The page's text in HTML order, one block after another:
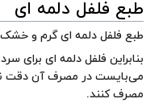
طبع فلفل دلمه ای
طبع فلفل دلمه ای گرم و
بنابراین فلفل دلمه ای برای
می‌بایست در مصرف آن دقت
مصرف کنند.